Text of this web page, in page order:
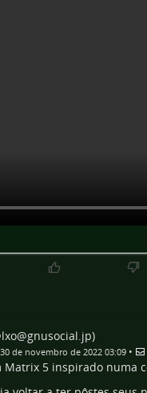
de novembro de 2022 03:09 •
5 inspirado numa